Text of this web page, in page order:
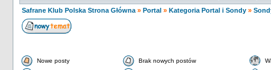
Safrane Klub Polska Strona Główna » Portal » Kategoria Portal i Sondy »
Nowe posty Brak nowych postów